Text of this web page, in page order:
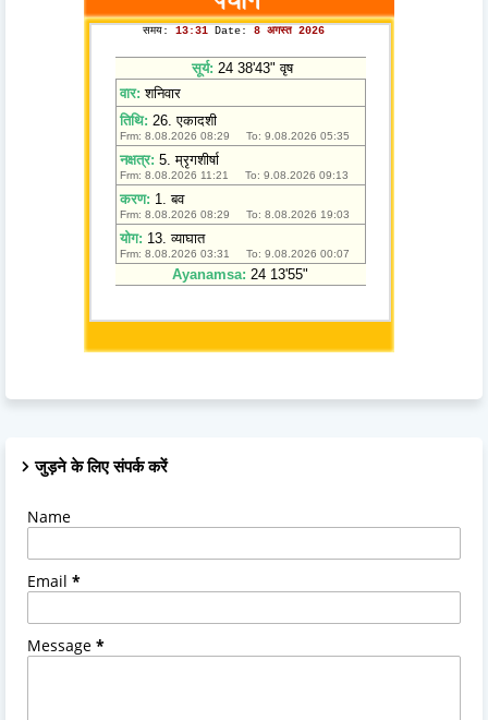
जुड़ने के लिए संपर्क करें
Name
Email *
Message *